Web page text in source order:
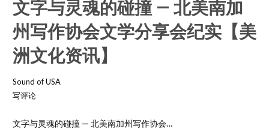
文字与灵魂的碰撞 — 北美南加
州写作协会文学分享会纪实【美
洲文化资讯】
Sound of USA
写评论
文字与灵魂的碰撞 — 北美南加州写作协会…